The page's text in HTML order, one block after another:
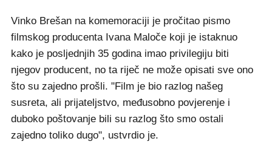
Vinko Brešan na komemoraciji je pročitao pismo
filmskog producenta Ivana Maloče koji je istaknuo
kako je posljednjih 35 godina imao privilegiju biti
njegov producent, no ta riječ ne može opisati sve ono
što su zajedno prošli. "Film je bio razlog našeg
susreta, ali prijateljstvo, međusobno povjerenje i
duboko poštovanje bili su razlog što smo ostali
zajedno toliko dugo", ustvrdio je.